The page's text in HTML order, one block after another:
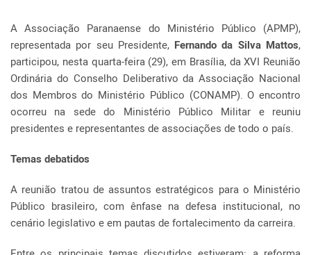
A Associação Paranaense do Ministério Público (APMP),
representada por seu Presidente, Fernando da Silva Mattos,
participou, nesta quarta-feira (29), em Brasília, da XVI Reunião
Ordinária do Conselho Deliberativo da Associação Nacional
dos Membros do Ministério Público (CONAMP). O encontro
ocorreu na sede do Ministério Público Militar e reuniu
presidentes e representantes de associações de todo o país.
Temas debatidos
A reunião tratou de assuntos estratégicos para o Ministério
Público brasileiro, com ênfase na defesa institucional, no
cenário legislativo e em pautas de fortalecimento da carreira.